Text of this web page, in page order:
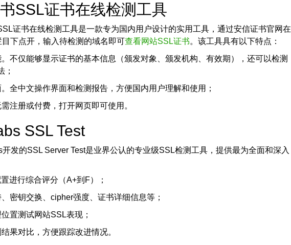
SSL证书在线检测工具
证书在线检测工具是一款专为国内用户设计的实用工具，通过安信证书官网在
目下点开，输入待检测的域名即可查看网站SSL证书。该工具具有以下特点：
不仅能够显示证书的基本信息（颁发对象、颁发机构、有效期），还可以检测
；
全中文操作界面和检测报告，方便国内用户理解和使用；
注册或付费，打开网页即可使用。
SSL Test
发的SSL Server Test是业界公认的专业级SSL检测工具，提供最为全面和深入
进行综合评分（A+到F）；
密钥交换、cipher强度、证书详细信息等；
置测试网站SSL表现；
果对比，方便跟踪改进情况。